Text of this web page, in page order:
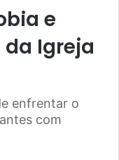
e
Igreja
enfrentar o
com